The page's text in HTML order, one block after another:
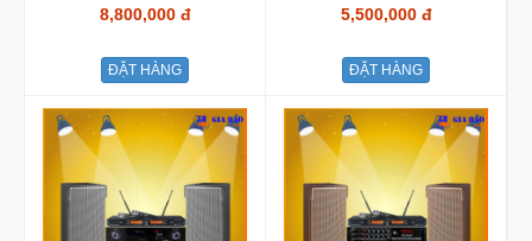
8,800,000 đ
ĐẶT HÀNG
5,500,000 đ
ĐẶT HÀNG